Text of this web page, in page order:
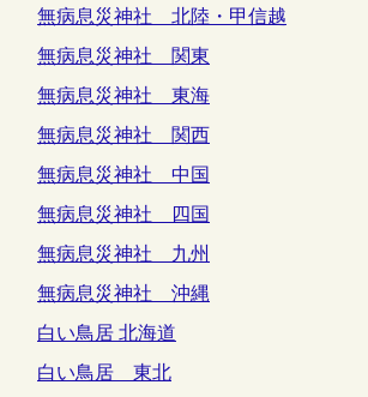
無病息災神社 北陸・甲信越
無病息災神社 関東
無病息災神社 東海
無病息災神社 関西
無病息災神社 中国
無病息災神社 四国
無病息災神社 九州
無病息災神社 沖縄
白い鳥居 北海道
白い鳥居 東北